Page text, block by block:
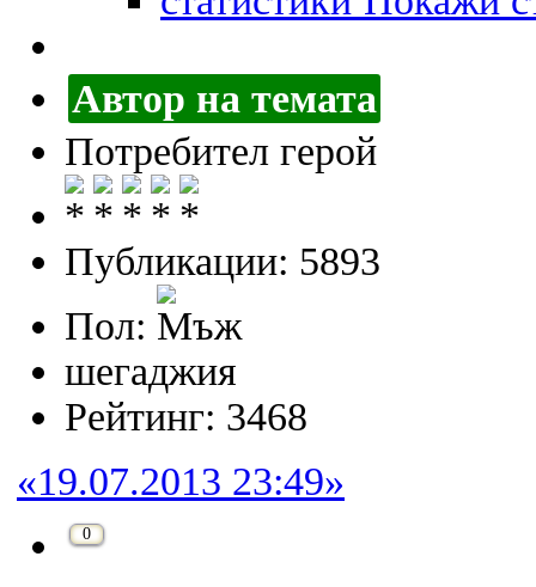
Автор на темата
Потребител герой
Публикации: 5893
Пол:
шегаджия
Рейтинг: 3468
«19.07.2013 23:49»
0